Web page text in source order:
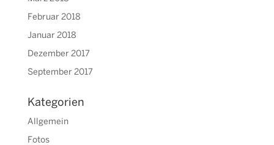
Februar 2018
Januar 2018
Dezember 2017
September 2017
Kategorien
Allgemein
Fotos